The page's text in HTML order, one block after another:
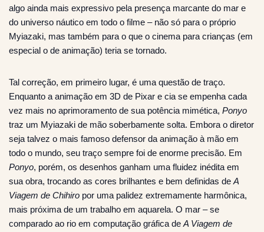
algo ainda mais expressivo pela presença marcante do mar e
do universo náutico em todo o filme – não só para o próprio
Myiazaki, mas também para o que o cinema para crianças (em
especial o de animação) teria se tornado.
Tal correção, em primeiro lugar, é uma questão de traço.
Enquanto a animação em 3D de Pixar e cia se empenha cada
vez mais no aprimoramento de sua potência mimética, Ponyo
traz um Myiazaki de mão soberbamente solta. Embora o diretor
seja talvez o mais famoso defensor da animação à mão em
todo o mundo, seu traço sempre foi de enorme precisão. Em
Ponyo, porém, os desenhos ganham uma fluidez inédita em
sua obra, trocando as cores brilhantes e bem definidas de A
Viagem de Chihiro por uma palidez extremamente harmônica,
mais próxima de um trabalho em aquarela. O mar – se
comparado ao rio em computação gráfica de A Viagem de